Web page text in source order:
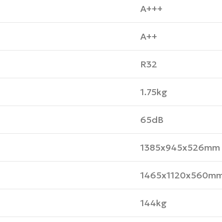
A+++
A++
R32
1.75kg
65dB
1385x945x526mm
144kg